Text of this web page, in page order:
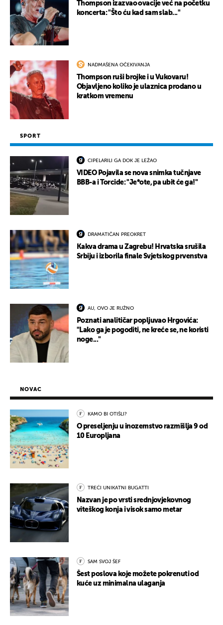
Thompson izazvao ovacije već na početku
koncerta: "Što ću kad sam slab..."
NADMAŠENA OČEKIVANJA
Thompson ruši brojke i u Vukovaru!
Objavljeno koliko je ulaznica prodano u
kratkom vremenu
SPORT
CIPELARILI GA DOK JE LEŽAO
VIDEO Pojavila se nova snimka tučnjave
BBB-a i Torcide: "Je*ote, pa ubit će ga!"
DRAMATIČAN PREOKRET
Kakva drama u Zagrebu! Hrvatska srušila
Srbiju i izborila finale Svjetskog prvenstva
AU, OVO JE RUŽNO
Poznati analitičar popljuvao Hrgovića:
"Lako ga je pogoditi, ne kreće se, ne koristi
noge..."
NOVAC
KAMO BI OTIŠLI?
O preseljenju u inozemstvo razmišlja 9 od
10 Europljana
TREĆI UNIKATNI BUGATTI
Nazvan je po vrsti srednjovjekovnog
viteškog konja i visok samo metar
SAM SVOJ ŠEF
Šest poslova koje možete pokrenuti od
kuće uz minimalna ulaganja